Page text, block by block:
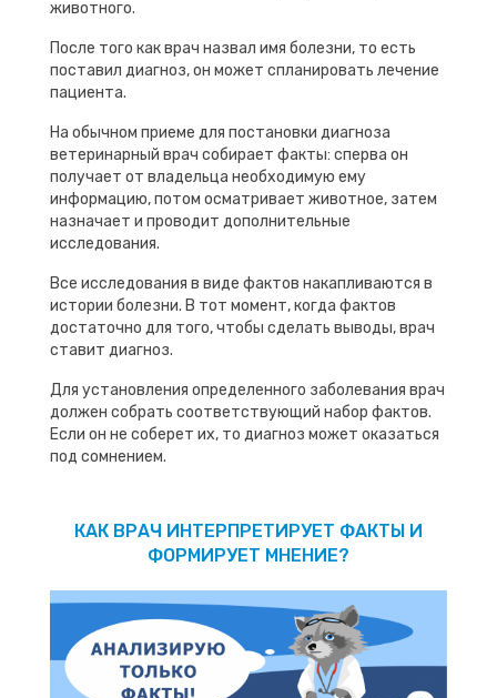
животного.
После того как врач назвал имя болезни, то есть
поставил диагноз, он может спланировать лечение
пациента.
На обычном приеме для постановки диагноза
ветеринарный врач собирает факты: сперва он
получает от владельца необходимую ему
информацию, потом осматривает животное, затем
назначает и проводит дополнительные
исследования.
Все исследования в виде фактов накапливаются в
истории болезни. В тот момент, когда фактов
достаточно для того, чтобы сделать выводы, врач
ставит диагноз.
Для установления определенного заболевания врач
должен собрать соответствующий набор фактов.
Если он не соберет их, то диагноз может оказаться
под сомнением.
КАК ВРАЧ ИНТЕРПРЕТИРУЕТ ФАКТЫ И
ФОРМИРУЕТ МНЕНИЕ?